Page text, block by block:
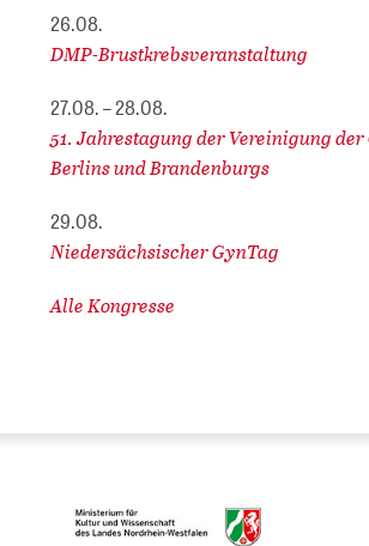
26.08.
DMP-Brustkrebsveranstaltung
27.08. – 28.08.
51. Jahrestagung der Vereinigung
Berlins und Brandenburgs
29.08.
Niedersächsischer GynTag
Alle Kongresse